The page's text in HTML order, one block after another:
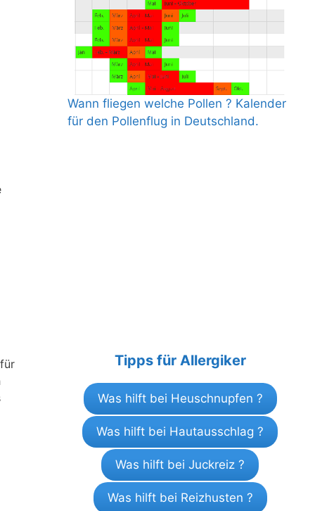
Wann fliegen welche Pollen ? Kalender
für den Pollenflug in Deutschland.
Tipps für Allergiker
Was hilft bei Heuschnupfen ?
Was hilft bei Hautausschlag ?
Was hilft bei Juckreiz ?
Was hilft bei Reizhusten ?